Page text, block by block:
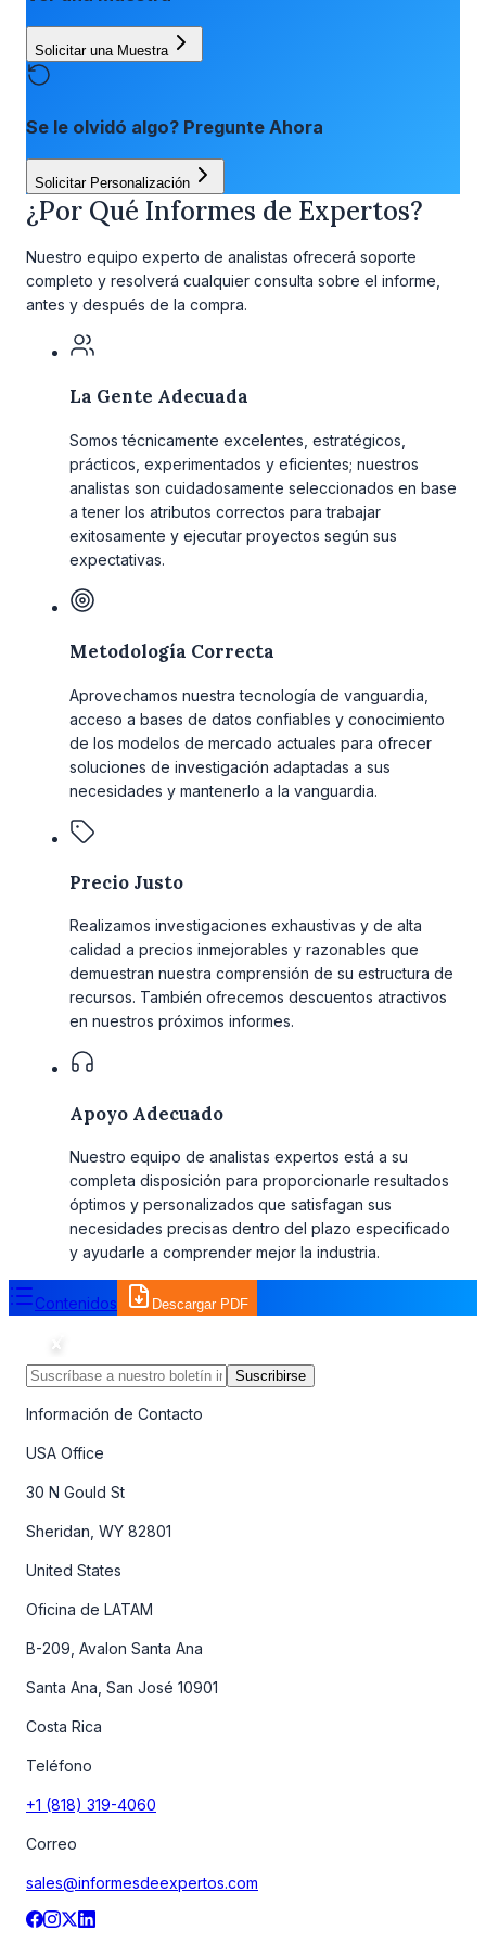
Solicitar una Muestra
Se le olvidó algo? Pregunte Ahora
Solicitar Personalización
¿Por Qué Informes de Expertos?
Nuestro equipo experto de analistas ofrecerá soporte
completo y resolverá cualquier consulta sobre el informe,
antes y después de la compra.
La Gente Adecuada
Somos técnicamente excelentes, estratégicos,
prácticos, experimentados y eficientes; nuestros
analistas son cuidadosamente seleccionados en base
a tener los atributos correctos para trabajar
exitosamente y ejecutar proyectos según sus
expectativas.
Metodología Correcta
Aprovechamos nuestra tecnología de vanguardia,
acceso a bases de datos confiables y conocimiento
de los modelos de mercado actuales para ofrecer
soluciones de investigación adaptadas a sus
necesidades y mantenerlo a la vanguardia.
Precio Justo
Realizamos investigaciones exhaustivas y de alta
calidad a precios inmejorables y razonables que
demuestran nuestra comprensión de su estructura de
recursos. También ofrecemos descuentos atractivos
en nuestros próximos informes.
Apoyo Adecuado
Nuestro equipo de analistas expertos está a su
completa disposición para proporcionarle resultados
óptimos y personalizados que satisfagan sus
necesidades precisas dentro del plazo especificado
y ayudarle a comprender mejor la industria.
Contenidos Descargar PDF
Suscribirse
Información de Contacto
USA Office
30 N Gould St
Sheridan, WY 82801
United States
Oficina de LATAM
B-209, Avalon Santa Ana
Santa Ana, San José 10901
Costa Rica
Teléfono
+1 (818) 319-4060
Correo
sales@informesdeexpertos.com